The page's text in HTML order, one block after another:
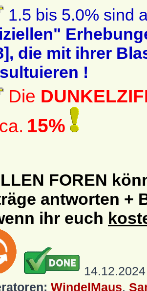
1.5 bis 5.0% sind
die mit ihrer
!
Die
15%
FOREN
antworten +
ihr euch
WindelMaus,